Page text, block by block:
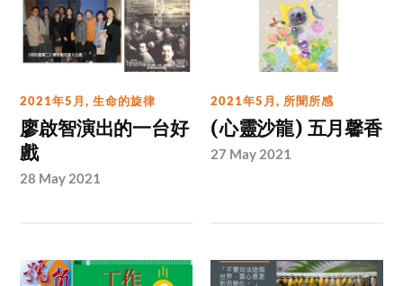
2021年5月,生命的旋律
廖啟智演出的一台好
戲
28 May 2021
2021年5月, 所聞所感
(心靈沙龍) 五月馨香
27 May 2021